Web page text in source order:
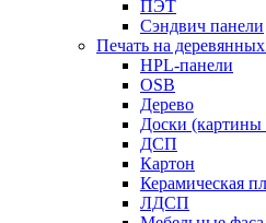
ПЭТ
Сэндвич панели
Печать на
HPL-панели
OSB
Дерево
Доски (картины
ДСП
Картон
Керамическая
ЛДСП